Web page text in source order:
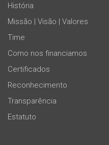
História
Missão | Visão | Valores
Time
Como nos financiamos
Certificados
Reconhecimento
Transparência
Estatuto